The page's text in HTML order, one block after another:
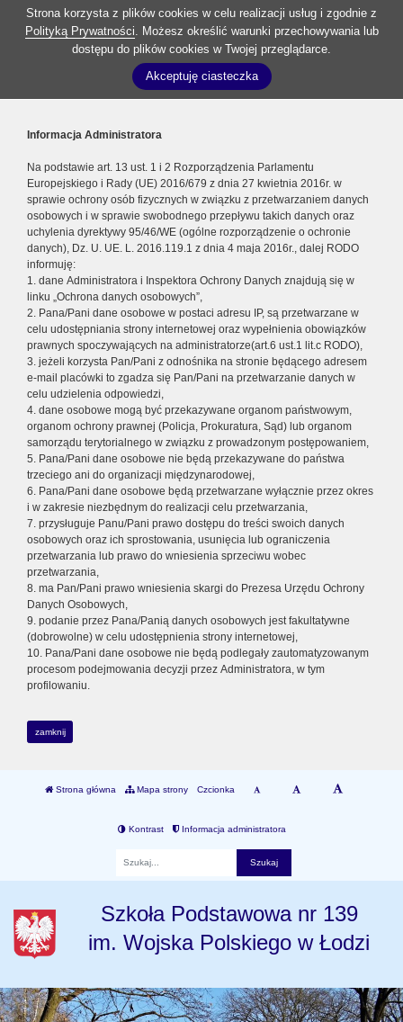
Strona korzysta z plików cookies w celu realizacji usług i zgodnie z
Polityką Prywatności. Możesz określić warunki przechowywania lub
dostępu do plików cookies w Twojej przeglądarce.
Akceptuję ciasteczka
Informacja Administratora
Na podstawie art. 13 ust. 1 i 2 Rozporządzenia Parlamentu
Europejskiego i Rady (UE) 2016/679 z dnia 27 kwietnia 2016r. w
sprawie ochrony osób fizycznych w związku z przetwarzaniem danych
osobowych i w sprawie swobodnego przepływu takich danych oraz
uchylenia dyrektywy 95/46/WE (ogólne rozporządzenie o ochronie
danych), Dz. U. UE. L. 2016.119.1 z dnia 4 maja 2016r., dalej RODO
informuję:
1. dane Administratora i Inspektora Ochrony Danych znajdują się w
linku „Ochrona danych osobowych”,
2. Pana/Pani dane osobowe w postaci adresu IP, są przetwarzane w
celu udostępniania strony internetowej oraz wypełnienia obowiązków
prawnych spoczywających na administratorze(art.6 ust.1 lit.c RODO),
3. jeżeli korzysta Pan/Pani z odnośnika na stronie będącego adresem
e-mail placówki to zgadza się Pan/Pani na przetwarzanie danych w
celu udzielenia odpowiedzi,
4. dane osobowe mogą być przekazywane organom państwowym,
organom ochrony prawnej (Policja, Prokuratura, Sąd) lub organom
samorządu terytorialnego w związku z prowadzonym postępowaniem,
5. Pana/Pani dane osobowe nie będą przekazywane do państwa
trzeciego ani do organizacji międzynarodowej,
6. Pana/Pani dane osobowe będą przetwarzane wyłącznie przez okres
i w zakresie niezbędnym do realizacji celu przetwarzania,
7. przysługuje Panu/Pani prawo dostępu do treści swoich danych
osobowych oraz ich sprostowania, usunięcia lub ograniczenia
przetwarzania lub prawo do wniesienia sprzeciwu wobec
przetwarzania,
8. ma Pan/Pani prawo wniesienia skargi do Prezesa Urzędu Ochrony
Danych Osobowych,
9. podanie przez Pana/Panią danych osobowych jest fakultatywne
(dobrowolne) w celu udostępnienia strony internetowej,
10. Pana/Pani dane osobowe nie będą podlegały zautomatyzowanym
procesom podejmowania decyzji przez Administratora, w tym
profilowaniu.
zamknij
Strona główna Mapa strony Czcionka
Kontrast Informacja administratora
Szkoła Podstawowa nr 139
im. Wojska Polskiego w Łodzi